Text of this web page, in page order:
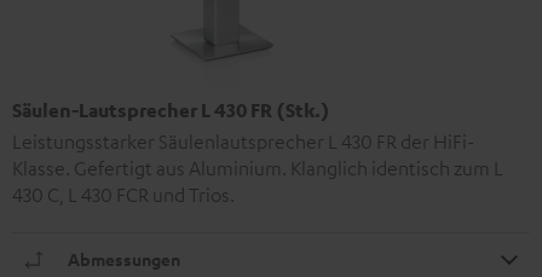
Säulen-Lautsprecher L 430 FR (Stk.)
Leistungsstarker Säulenlautsprecher L 430 FR der HiFi-
Klasse. Gefertigt aus Aluminium. Klanglich identisch zum L
430 C, L 430 FCR und Trios.
Abmessungen